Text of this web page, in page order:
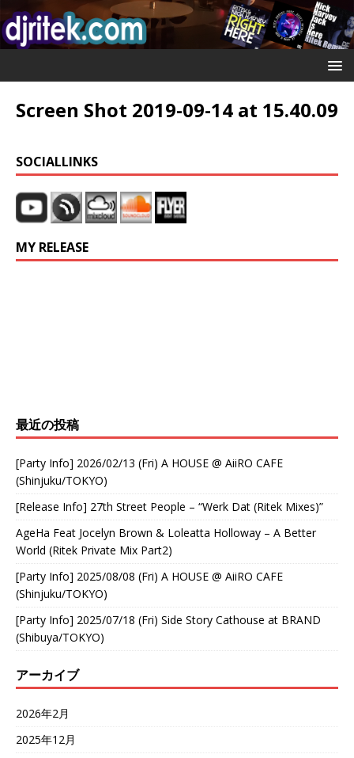
Screen Shot 2019-09-14 at 15.40.09
SOCIALLINKS
MY RELEASE
最近の投稿
[Party Info] 2026/02/13 (Fri) A HOUSE @ AiiRO CAFE
(Shinjuku/TOKYO)
[Release Info] 27th Street People – “Werk Dat (Ritek Mixes)”
AgeHa Feat Jocelyn Brown & Loleatta Holloway – A Better
World (Ritek Private Mix Part2)
[Party Info] 2025/08/08 (Fri) A HOUSE @ AiiRO CAFE
(Shinjuku/TOKYO)
[Party Info] 2025/07/18 (Fri) Side Story Cathouse at BRAND
(Shibuya/TOKYO)
アーカイブ
2026年2月
2025年12月